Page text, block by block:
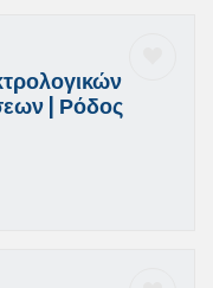
| Ρόδος